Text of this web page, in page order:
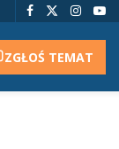
ZGŁOŚ TEMAT